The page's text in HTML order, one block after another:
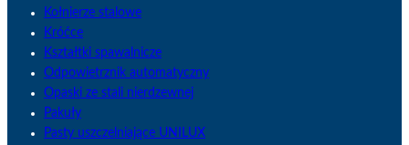
Kołnierze stalowe
Króćce
Kształtki spawalnicze
Odpowietrznik automatyczny
Opaski ze stali nierdzewnej
Pakuły
Pasty uszczelniające UNILUX